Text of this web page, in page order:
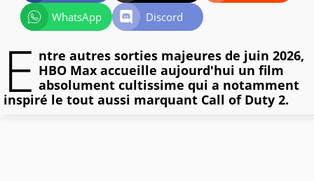
WhatsApp
Discord
E ntre autres sorties majeures de juin 2026,
HBO Max accueille aujourd'hui un film
absolument cultissime qui a notamment
inspiré le tout aussi marquant Call of Duty 2.